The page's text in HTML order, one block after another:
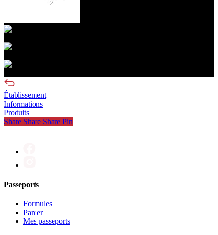
Établissement
Informations
Produits
Share Share Share Pin
Passeports
Formules
Panier
Mes passeports